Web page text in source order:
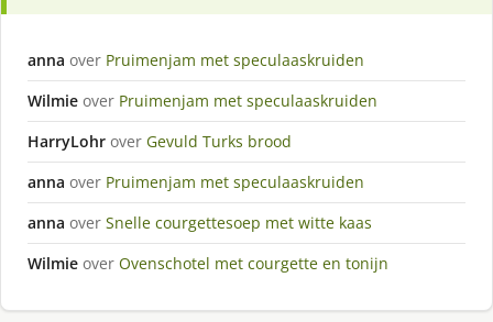
anna over Pruimenjam met speculaaskruiden
Wilmie over Pruimenjam met speculaaskruiden
HarryLohr over Gevuld Turks brood
anna over Pruimenjam met speculaaskruiden
anna over Snelle courgettesoep met witte kaas
Wilmie over Ovenschotel met courgette en tonijn